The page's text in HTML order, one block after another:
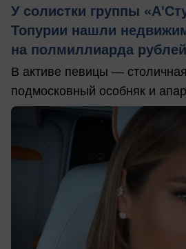
У солистки группы
Топурии нашли
на полмиллиарда рублей
В активе певицы —
подмосковный особняк и